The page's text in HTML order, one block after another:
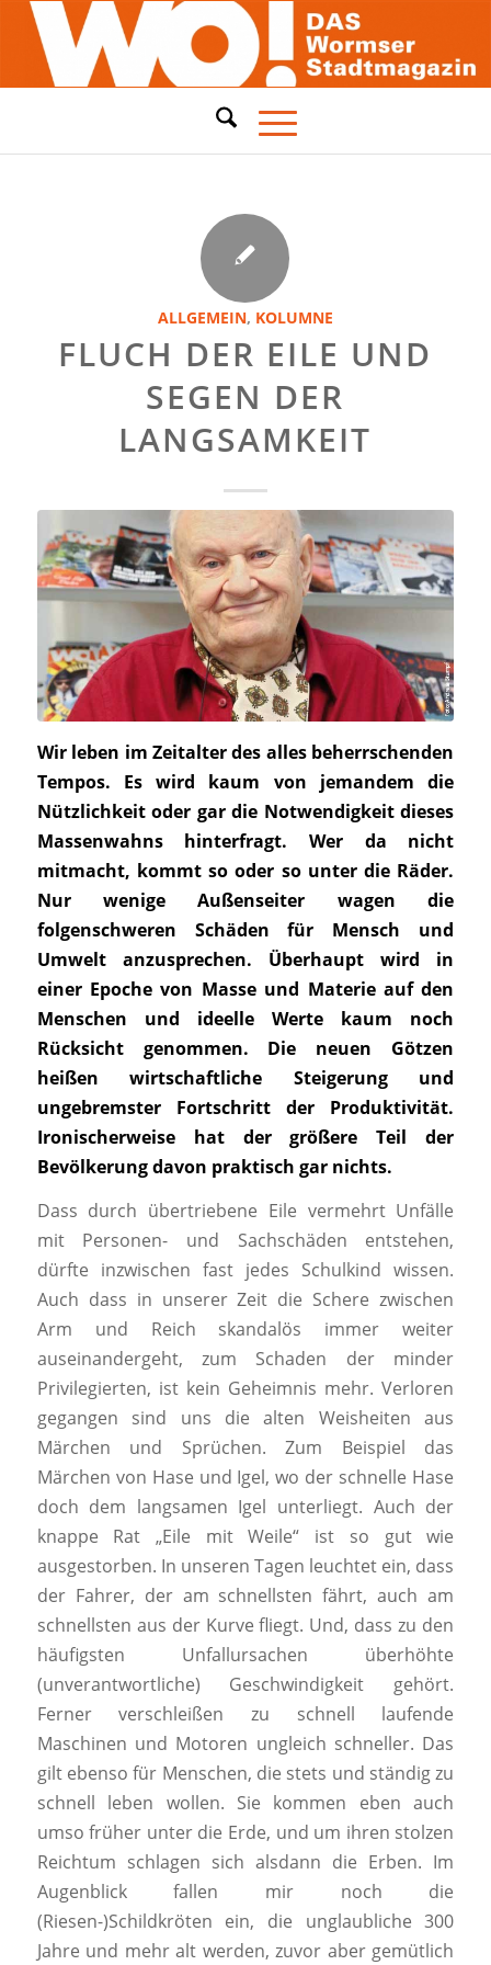
ALLGEMEIN, KOLUMNE
FLUCH DER EILE UND
SEGEN DER
LANGSAMKEIT
Wir leben im Zeitalter des alles beherrschenden
Tempos. Es wird kaum von jemandem die
Nützlichkeit oder gar die Notwendigkeit dieses
Massenwahns hinterfragt. Wer da nicht
mitmacht, kommt so oder so unter die Räder.
Nur wenige Außenseiter wagen die
folgenschweren Schäden für Mensch und
Umwelt anzusprechen. Überhaupt wird in
einer Epoche von Masse und Materie auf den
Menschen und ideelle Werte kaum noch
Rücksicht genommen. Die neuen Götzen
heißen wirtschaftliche Steigerung und
ungebremster Fortschritt der Produktivität.
Ironischerweise hat der größere Teil der
Bevölkerung davon praktisch gar nichts.
Dass durch übertriebene Eile vermehrt Unfälle
mit Personen- und Sachschäden entstehen,
dürfte inzwischen fast jedes Schulkind wissen.
Auch dass in unserer Zeit die Schere zwischen
Arm und Reich skandalös immer weiter
auseinandergeht, zum Schaden der minder
Privilegierten, ist kein Geheimnis mehr. Verloren
gegangen sind uns die alten Weisheiten aus
Märchen und Sprüchen. Zum Beispiel das
Märchen von Hase und Igel, wo der schnelle Hase
doch dem langsamen Igel unterliegt. Auch der
knappe Rat „Eile mit Weile“ ist so gut wie
ausgestorben. In unseren Tagen leuchtet ein, dass
der Fahrer, der am schnellsten fährt, auch am
schnellsten aus der Kurve fliegt. Und, dass zu den
häufigsten Unfallursachen überhöhte
(unverantwortliche) Geschwindigkeit gehört.
Ferner verschleißen zu schnell laufende
Maschinen und Motoren ungleich schneller. Das
gilt ebenso für Menschen, die stets und ständig zu
schnell leben wollen. Sie kommen eben auch
umso früher unter die Erde, und um ihren stolzen
Reichtum schlagen sich alsdann die Erben. Im
Augenblick fallen mir noch die
(Riesen-)Schildkröten ein, die unglaubliche 300
Jahre und mehr alt werden, zuvor aber gemütlich